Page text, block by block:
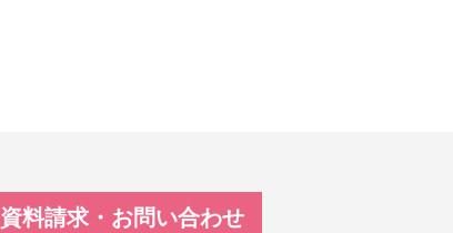
資料請求・お問い合わせ